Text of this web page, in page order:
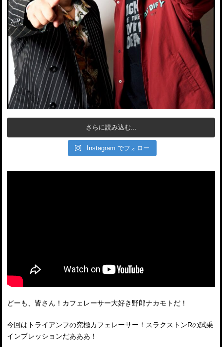
さらに読み込む...
Instagram でフォロー
どーも、皆さん！カフェレーサー大好き野郎ナカモトだ！
今回はトライアンフの究極カフェレーサー！スラクストンRの試乗
インプレッションだあああ！